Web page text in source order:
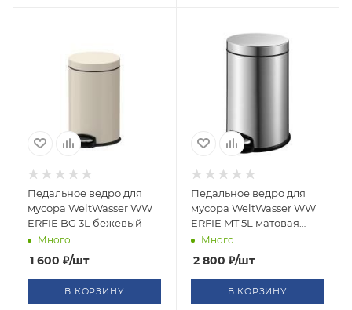
Педальное ведро для
мусора WeltWasser WW
ERFIE BG 3L бежевый
Много
1 600 ₽/шт
В КОРЗИНУ
Педальное ведро для
мусора WeltWasser WW
ERFIE MT 5L матовая
сталь
Много
2 800 ₽/шт
В КОРЗИНУ